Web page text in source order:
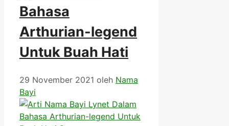
Bahasa
Arthurian-legend
Untuk Buah Hati
29 November 2021 oleh Nama
Bayi